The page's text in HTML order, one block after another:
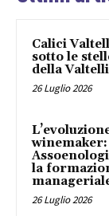
Calici
sotto le
della
26 Luglio 2026
la
26 Luglio 2026